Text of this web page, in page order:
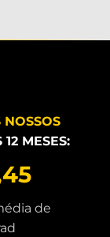
NOSSOS
MESES:
de